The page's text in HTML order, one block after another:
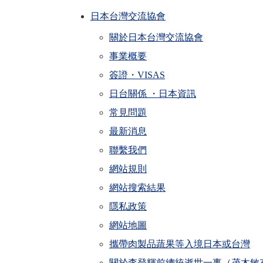
日本台灣交流協會
關於日本台灣交流協會
事業概要
簽證・VISAS
日台關係 ・日本資訊
常見問題
最新消息
聯繫我們
網站規則
網站搜索結果
隱私政策
網站地圖
攜帶肉製品蔬果等入境日本或台灣